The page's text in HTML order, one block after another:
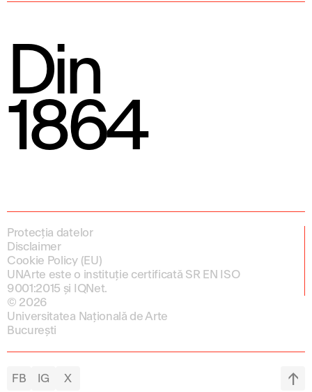
Din
1864
Protecția datelor
Disclaimer
Cookie Policy (EU)
UNArte este o instituție certificată SR EN ISO
9001:2015 și IQNet.
© 2026
Universitatea Națională de Arte
București
FB IG X